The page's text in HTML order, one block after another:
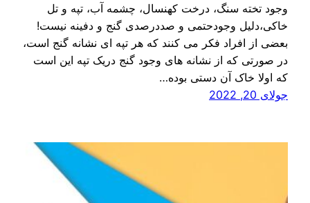
وجود تخته سنگ، درخت کهنسال، چشمه آب، تپه و تل
خاکی،دلیل وجودحتمی و صددرصدی گنج و دفینه نیست!
بعضی از افراد فکر می کنند که هر تپه ای نشانه گنج است،
در صورتی که از نشانه های وجود گنج دریک تپه این است
که اولا خاک آن دستی بوده…
جولای 20, 2022